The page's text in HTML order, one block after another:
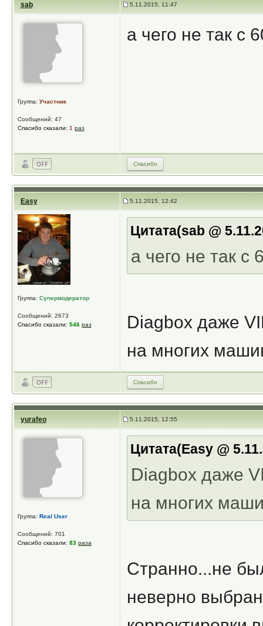
sab 5.11.2015, 11:47
Группа: Участник
Сообщений: 47
Спасибо сказали: 1 раз
а чего не так с
Спасибо
Easy 5.11.2015, 12:42
Группа: Супермодератор
Сообщений: 2673
Спасибо сказали: 546 раз
Цитата(sab @
а чего не так с
Diagbox даже
на многих
Спасибо
yurafeo 5.11.2015, 12:55
Группа: Real User
Сообщений: 701
Спасибо сказали: 83 раза
Цитата(Easy @
Diagbox даже
на многих
Странно...не
неверно